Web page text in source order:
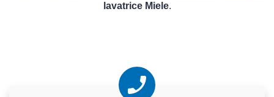
lavatrice Miele.